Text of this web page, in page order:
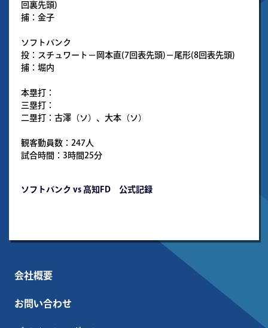
回裏先頭)
捕：金子
ソフトバンク
投：スチュワート－岡本直(7回表先頭)－尾形(8回表先頭)
捕：堀内
本塁打：
三塁打：
二塁打：古澤（ソ）、大本（ソ）
観客動員数：247人
試合時間：3時間25分
ソフトバンク vs 高知FD 公式記録
会社概要
お問い合わせ